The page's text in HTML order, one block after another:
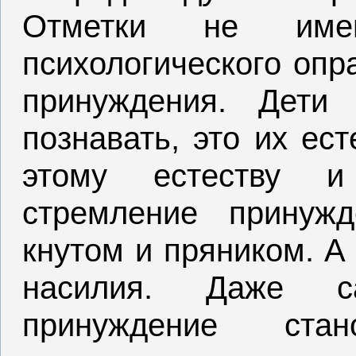
Отметки не
психологического
принуждения.
познавать, это их
этому естеству
стремление
кнутом и пряником. А
насилия. Даже
принуждение